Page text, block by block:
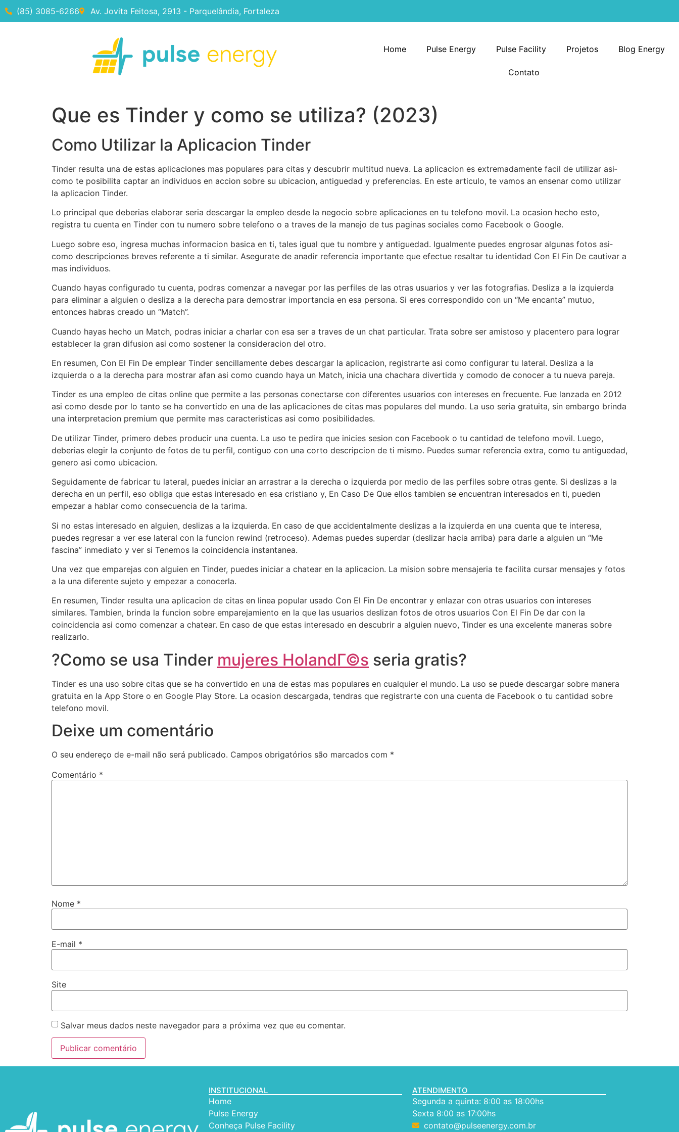
(85) 3085-6266 Av. Jovita Feitosa, 2913 - Parquelândia, Fortaleza
Home Pulse Energy Pulse Facility Projetos Blog Energy
Contato
Que es Tinder y como se utiliza? (2023)
Como Utilizar la Aplicacion Tinder
Tinder resulta una de estas aplicaciones mas populares para citas y descubrir multitud nueva. La aplicacion es extremadamente facil de utilizar asi­
como te posibilita captar an individuos en accion sobre su ubicacion, antiguedad y preferencias. En este articulo, te vamos an ensenar como utilizar
la aplicacion Tinder.
Lo principal que deberias elaborar seri­a descargar la empleo desde la negocio sobre aplicaciones en tu telefono movil. La ocasion hecho esto,
registra tu cuenta en Tinder con tu numero sobre telefono o a traves de la manejo de tus paginas sociales como Facebook o Google.
Luego sobre eso, ingresa muchas informacion basica en ti, tales igual que tu nombre y antiguedad. Igualmente puedes engrosar algunas fotos asi­
como descripciones breves referente a ti similar. Asegurate de anadir referencia importante que efectue resaltar tu identidad Con El Fin De cautivar a
mas individuos.
Cuando hayas configurado tu cuenta, podras comenzar a navegar por las perfiles de las otras usuarios y ver las fotografias. Desliza a la izquierda
para eliminar a alguien o desliza a la derecha para demostrar importancia en esa persona. Si eres correspondido con un “Me encanta” mutuo,
entonces habras creado un “Match”.
Cuando hayas hecho un Match, podras iniciar a charlar con esa ser a traves de un chat particular. Trata sobre ser amistoso y placentero para lograr
establecer la gran difusion asi­ como sostener la consideracion del otro.
En resumen, Con El Fin De emplear Tinder sencillamente debes descargar la aplicacion, registrarte asi­ como configurar tu lateral. Desliza a la
izquierda o a la derecha para mostrar afan asi­ como cuando haya un Match, inicia una chachara divertida y comodo de conocer a tu nueva pareja.
Tinder es una empleo de citas online que permite a las personas conectarse con diferentes usuarios con intereses en frecuente. Fue lanzada en 2012
asi­ como desde por lo tanto se ha convertido en una de las aplicaciones de citas mas populares del mundo. La uso seri­a gratuita, sin embargo brinda
una interpretacion premium que permite mas caracteristicas asi­ como posibilidades.
De utilizar Tinder, primero debes producir una cuenta. La uso te pedira que inicies sesion con Facebook o tu cantidad de telefono movil. Luego,
deberias elegir la conjunto de fotos de tu perfil, contiguo con una corto descripcion de ti mismo. Puedes sumar referencia extra, como tu antiguedad,
genero asi­ como ubicacion.
Seguidamente de fabricar tu lateral, puedes iniciar an arrastrar a la derecha o izquierda por medio de las perfiles sobre otras gente. Si deslizas a la
derecha en un perfil, eso obliga que estas interesado en esa cristiano y, En Caso De Que ellos tambien se encuentran interesados en ti, pueden
empezar a hablar como consecuencia de la tarima.
Si no estas interesado en alguien, deslizas a la izquierda. En caso de que accidentalmente deslizas a la izquierda en una cuenta que te interesa,
puedes regresar a ver ese lateral con la funcion rewind (retroceso). Ademas puedes superdar (deslizar hacia arriba) para darle a alguien un “Me
fascina” inmediato y ver si Tenemos la coincidencia instantanea.
Una vez que emparejas con alguien en Tinder, puedes iniciar a chatear en la aplicacion. La mision sobre mensajeria te facilita cursar mensajes y fotos
a la una diferente sujeto y empezar a conocerla.
En resumen, Tinder resulta una aplicacion de citas en linea popular usado Con El Fin De encontrar y enlazar con otras usuarios con intereses
similares. Tambien, brinda la funcion sobre emparejamiento en la que las usuarios deslizan fotos de otros usuarios Con El Fin De dar con la
coincidencia asi­ como comenzar a chatear. En caso de que estas interesado en descubrir a alguien nuevo, Tinder es una excelente maneras sobre
realizarlo.
?Como se usa Tinder mujeres HolandГ©s seri­a gratis?
Tinder es una uso sobre citas que se ha convertido en una de estas mas populares en cualquier el mundo. La uso se puede descargar sobre manera
gratuita en la App Store o en Google Play Store. La ocasion descargada, tendras que registrarte con una cuenta de Facebook o tu cantidad sobre
telefono movil.
Deixe um comentário
O seu endereço de e-mail não será publicado. Campos obrigatórios são marcados com *
Comentário *
Nome *
E-mail *
Site
Salvar meus dados neste navegador para a próxima vez que eu comentar.
INSTITUCIONAL
Home
Pulse Energy
Conheça Pulse Facility
ATENDIMENTO
Segunda a quinta: 8:00 as 18:00hs
Sexta 8:00 as 17:00hs
contato@pulseenergy.com.br